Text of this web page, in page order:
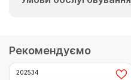
Рекомендуємо
202534